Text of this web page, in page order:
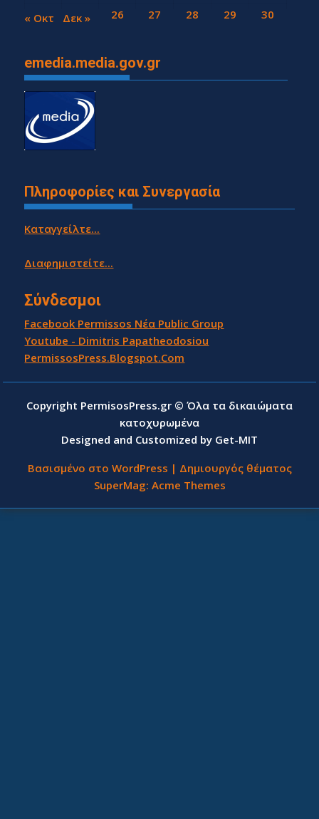
24
25 26 27 28 29 30
« Οκτ Δεκ »
emedia.media.gov.gr
Πληροφορίες και Συνεργασία
Καταγγείλτε...
Διαφημιστείτε...
Σύνδεσμοι
Facebook Permissos Νέα Public Group
Youtube - Dimitris Papatheodosiou
PermissosPress.Blogspot.Com
Copyright PermisosPress.gr © Όλα τα δικαιώματα
κατοχυρωμένα
Designed and Customized by Get-MIT
Βασισμένο στο WordPress | Δημιουργός θέματος
SuperMag: Acme Themes